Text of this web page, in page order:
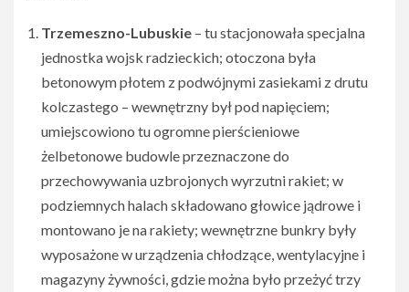
Trzemeszno-Lubuskie – tu stacjonowała specjalna
jednostka wojsk radzieckich; otoczona była
betonowym płotem z podwójnymi zasiekami z drutu
kolczastego – wewnętrzny był pod napięciem;
umiejscowiono tu ogromne pierścieniowe
żelbetonowe budowle przeznaczone do
przechowywania uzbrojonych wyrzutni rakiet; w
podziemnych halach składowano głowice jądrowe i
montowano je na rakiety; wewnętrzne bunkry były
wyposażone w urządzenia chłodzące, wentylacyjne i
magazyny żywności, gdzie można było przeżyć trzy